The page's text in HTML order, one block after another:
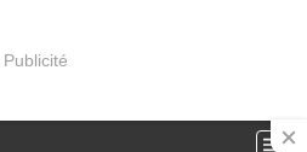
Publicité